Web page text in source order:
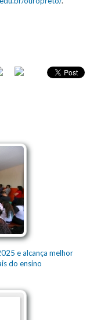
e alcança melhor
do ensino